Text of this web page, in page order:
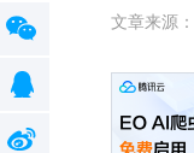
文章来源：